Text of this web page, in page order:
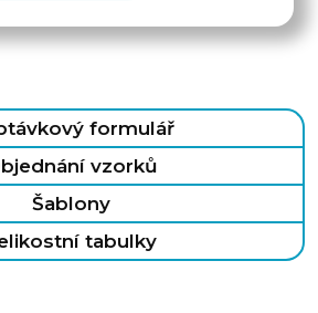
formulář
vzorků
Šablony
tabulky